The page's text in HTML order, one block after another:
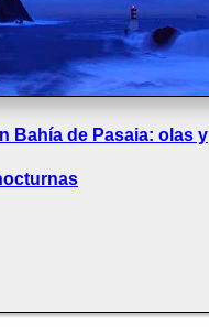
Bahía de Pasaia: olas y